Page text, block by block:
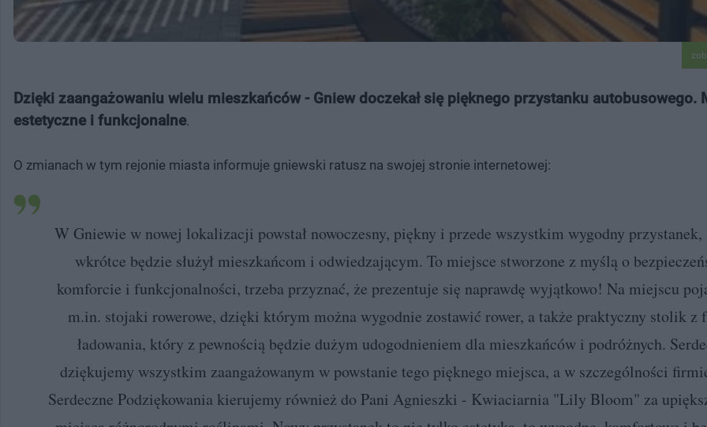
Dzięki zaangażowaniu wielu mieszkańców - Gniew doczekał się pięknego przystanku autobusowego.
estetyczne i funkcjonalne.
O zmianach w tym rejonie miasta informuje gniewski ratusz na swojej stronie internetowej:
W Gniewie w nowej lokalizacji powstał nowoczesny, piękny i przede wszystkim wygodny
wkrótce będzie służył mieszkańcom i odwiedzającym. To miejsce stworzone z myślą o
komforcie i funkcjonalności, trzeba przyznać, że prezentuje się naprawdę wyjątkowo! Na miejscu
m.in. stojaki rowerowe, dzięki którym można wygodnie zostawić rower, a także praktyczny stolik z
ładowania, który z pewnością będzie dużym udogodnieniem dla mieszkańców i podróżnych.
dziękujemy wszystkim zaangażowanym w powstanie tego pięknego miejsca, a w szczególności
Serdeczne Podziękowania kierujemy również do Pani Agnieszki - Kwiaciarnia "Lily Bloom" za